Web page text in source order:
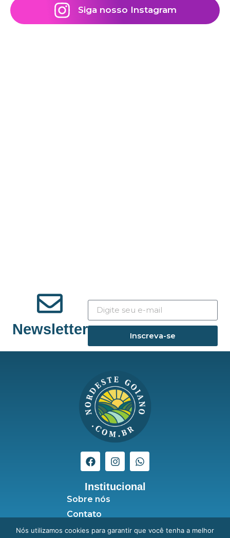
Siga nosso Instagram
Newsletter Inscreva-se
Institucional
Sobre nós
Contato
Seja anunciante
Nós utilizamos cookies para garantir que você tenha a melhor